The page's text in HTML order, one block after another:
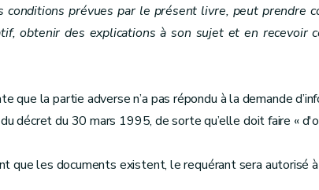
conditions prévues par le présent livre, peut prendre
obtenir des explications à son sujet et en recevoir
que la partie adverse n’a pas répondu à la demande
décret du 30 mars 1995, de sorte qu’elle doit faire «
que les documents existent, le requérant sera autorisé